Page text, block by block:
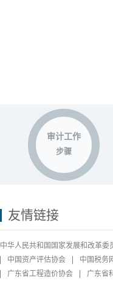
审计工作
步骤
友情链接
中华人民共和国国家发展和改革委
中国资产评估协会
中国税务
广东省工程造价协会
广东省